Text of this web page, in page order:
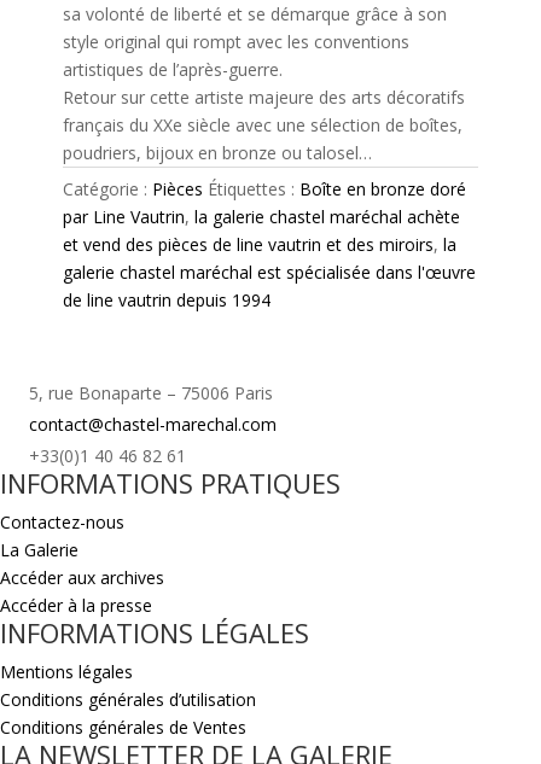
sa volonté de liberté et se démarque grâce à son
style original qui rompt avec les conventions
artistiques de l’après-guerre.
Retour sur cette artiste majeure des arts décoratifs
français du XXe siècle avec une sélection de boîtes,
poudriers, bijoux en bronze ou talosel…
Catégorie : Pièces Étiquettes : Boîte en bronze doré
par Line Vautrin, la galerie chastel maréchal achète
et vend des pièces de line vautrin et des miroirs, la
galerie chastel maréchal est spécialisée dans l'œuvre
de line vautrin depuis 1994
5, rue Bonaparte – 75006 Paris
contact@chastel-marechal.com
+33(0)1 40 46 82 61
INFORMATIONS PRATIQUES
Contactez-nous
La Galerie
Accéder aux archives
Accéder à la presse
INFORMATIONS LÉGALES
Mentions légales
Conditions générales d’utilisation
Conditions générales de Ventes
LA NEWSLETTER DE LA GALERIE